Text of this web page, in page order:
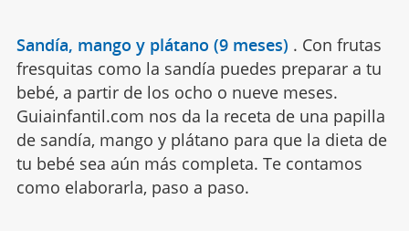
Sandía, mango y plátano (9 meses) . Con frutas
fresquitas como la sandía puedes preparar a tu
bebé, a partir de los ocho o nueve meses.
Guiainfantil.com nos da la receta de una papilla
de sandía, mango y plátano para que la dieta de
tu bebé sea aún más completa. Te contamos
como elaborarla, paso a paso.